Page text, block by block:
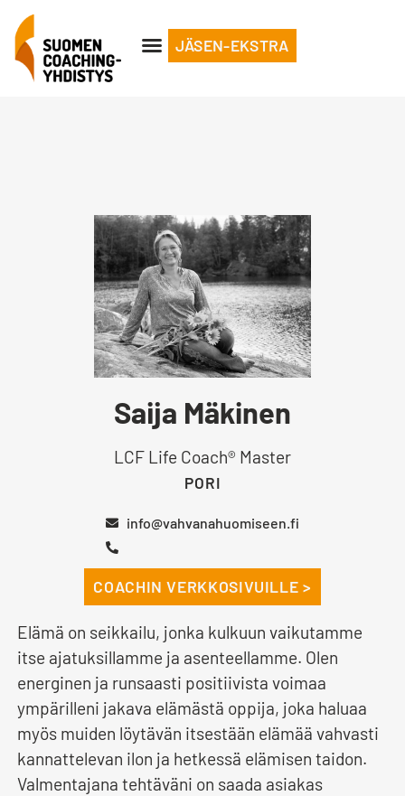
JÄSEN-EKSTRA
Saija Mäkinen
LCF Life Coach® Master
PORI
info@vahvanahuomiseen.fi
COACHIN VERKKOSIVUILLE >
Elämä on seikkailu, jonka kulkuun vaikutamme
itse ajatuksillamme ja asenteellamme. Olen
energinen ja runsaasti positiivista voimaa
ympärilleni jakava elämästä oppija, joka haluaa
myös muiden löytävän itsestään elämää vahvasti
kannattelevan ilon ja hetkessä elämisen taidon.
Valmentajana tehtäväni on saada asiakas